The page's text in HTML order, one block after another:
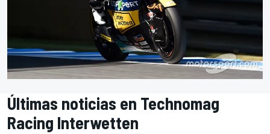
Últimas noticias en Technomag
Racing Interwetten